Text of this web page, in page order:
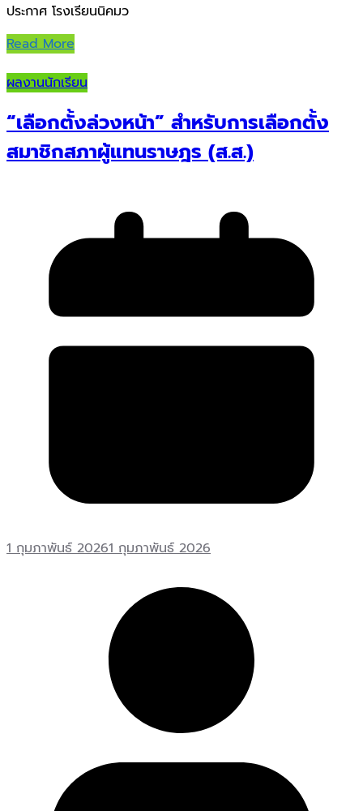
ประกาศ โรงเรียนนิคมว
Read More
ผลงานนักเรียน
“เลือกตั้งล่วงหน้า” สำหรับการเลือกตั้ง
สมาชิกสภาผู้แทนราษฎร (ส.ส.)
1 กุมภาพันธ์ 20261 กุมภาพันธ์ 2026